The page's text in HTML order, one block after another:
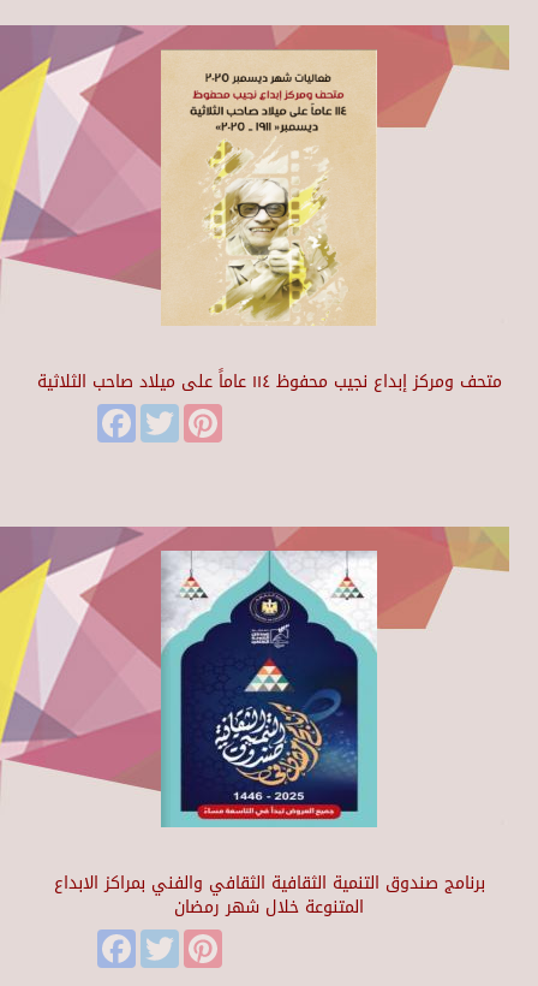
متحف ومركز إبداع نجيب محفوظ ١١٤ عاماً على ميلاد صاحب الثلاثية
FacebookTwitter
برنامج صندوق التنمية الثقافية الثقافي والفني بمراكز الابداع
المتنوعة خلال شهر رمضان
FacebookTwitter